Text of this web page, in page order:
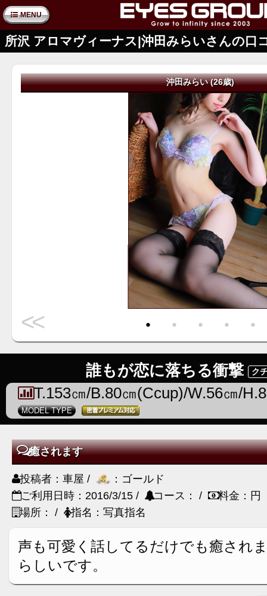
MENU
所沢 アロマヴィーナス|沖田みらいさんの口
沖田みらい (26歳)
<< ・ ・ ・ ・ ・
誰もが恋に落ちる衝撃 ク
T.153㎝/B.80㎝(Ccup)/W.56㎝/
MODEL TYPE
癒されます
投稿者：車屋 /
：ゴールド
ご利用日時：2016/3/15 /
コース： /
料金：円
場所： /
指名：写真指名
声も可愛く話してるだけでも癒され
らしいです。